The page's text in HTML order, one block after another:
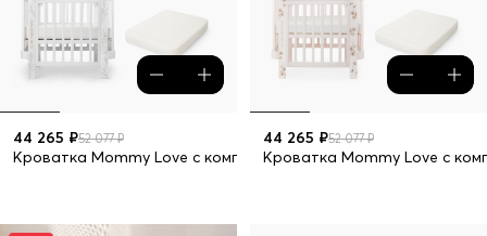
44 265 ₽52 077 ₽
Кроватка Mommy Love с комплектом 5 в 1
44 265 ₽52 077 ₽
Кроватка Mommy Love с